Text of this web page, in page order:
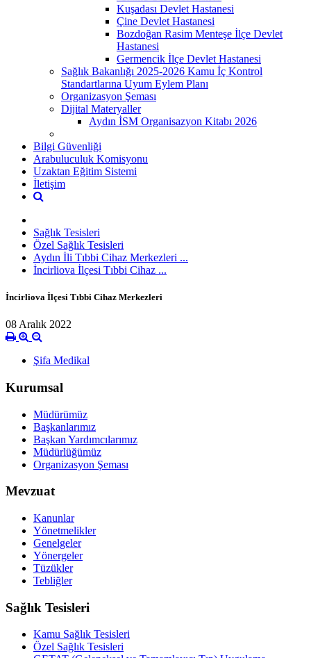
Kuşadası Devlet Hastanesi
Çine Devlet Hastanesi
Bozdoğan Rasim Menteşe İlçe Devlet
Hastanesi
Germencik İlçe Devlet Hastanesi
Sağlık Bakanlığı 2025-2026 Kamu İç Kontrol
Standartlarına Uyum Eylem Planı
Organizasyon Şeması
Dijital Materyaller
Aydın İSM Organisazyon Kitabı 2026
Bilgi Güvenliği
Arabuluculuk Komisyonu
Uzaktan Eğitim Sistemi
İletişim
Sağlık Tesisleri
Özel Sağlık Tesisleri
Aydın İli Tıbbi Cihaz Merkezleri ...
İncirliova İlçesi Tıbbi Cihaz ...
İncirliova İlçesi Tıbbi Cihaz Merkezleri
08 Aralık 2022
Şifa Medikal
Kurumsal
Müdürümüz
Başkanlarımız
Başkan Yardımcılarımız
Müdürlüğümüz
Organizasyon Şeması
Mevzuat
Kanunlar
Yönetmelikler
Genelgeler
Yönergeler
Tüzükler
Tebliğler
Sağlık Tesisleri
Kamu Sağlık Tesisleri
Özel Sağlık Tesisleri